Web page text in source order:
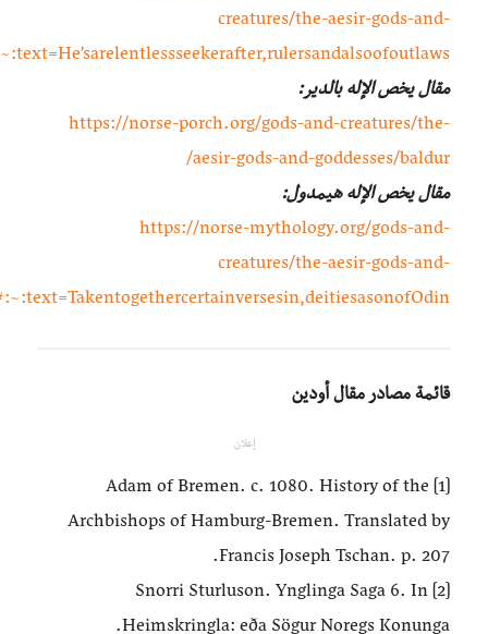
creatures/the-aesir-gods-and-
مقال يخص الإله بالدير:
https://norse-porch.org/gods-and-creatures/the-
aesir-gods-and-goddesses/baldur/
مقال يخص الإله هيمدول:
https://norse-mythology.org/gods-and-
creatures/the-aesir-gods-and-
قائمة مصادر مقال أودين
إعلان
[1] Adam of Bremen. c. 1080. History of the
Archbishops of Hamburg-Bremen. Translated by
Francis Joseph Tschan. p. 207.
[2] Snorri Sturluson. Ynglinga Saga 6. In
Heimskringla: eða Sögur Noregs Konunga.